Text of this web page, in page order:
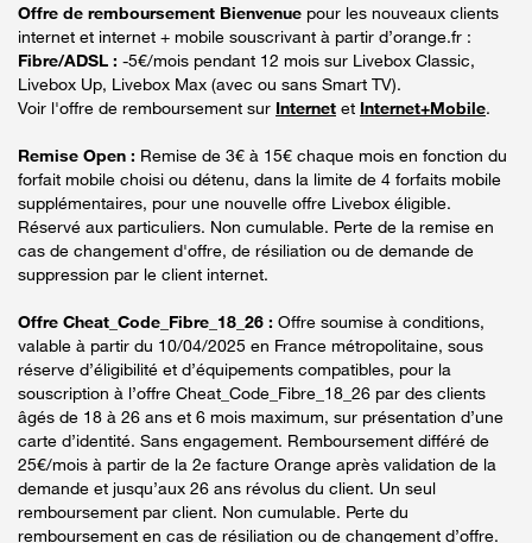
Offre de remboursement Bienvenue pour les nouveaux clients
internet et internet + mobile souscrivant à partir d’orange.fr :
Fibre/ADSL : -5€/mois pendant 12 mois sur Livebox Classic,
Livebox Up, Livebox Max (avec ou sans Smart TV).
Voir l'offre de remboursement sur Internet et Internet+Mobile.
Remise Open : Remise de 3€ à 15€ chaque mois en fonction du
forfait mobile choisi ou détenu, dans la limite de 4 forfaits mobile
supplémentaires, pour une nouvelle offre Livebox éligible.
Réservé aux particuliers. Non cumulable. Perte de la remise en
cas de changement d'offre, de résiliation ou de demande de
suppression par le client internet.
Offre Cheat_Code_Fibre_18_26 : Offre soumise à conditions,
valable à partir du 10/04/2025 en France métropolitaine, sous
réserve d’éligibilité et d’équipements compatibles, pour la
souscription à l’offre Cheat_Code_Fibre_18_26 par des clients
âgés de 18 à 26 ans et 6 mois maximum, sur présentation d’une
carte d’identité. Sans engagement. Remboursement différé de
25€/mois à partir de la 2e facture Orange après validation de la
demande et jusqu’aux 26 ans révolus du client. Un seul
remboursement par client. Non cumulable. Perte du
remboursement en cas de résiliation ou de changement d’offre.